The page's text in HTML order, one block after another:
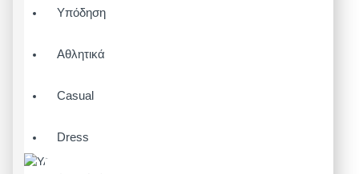
Υπόδηση
Αθλητικά
Casual
Dress